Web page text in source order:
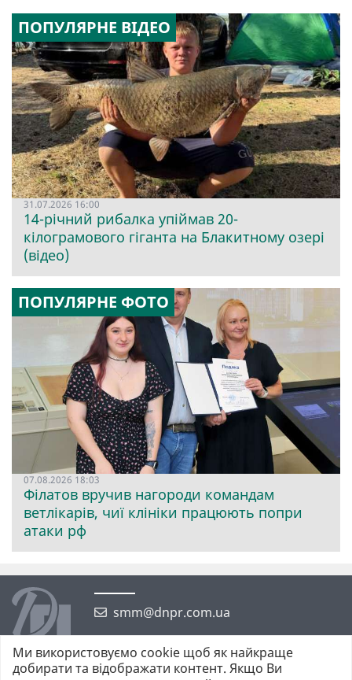
ПОПУЛЯРНЕ ВІДЕО
31.07.2026 16:00
14-річний рибалка упіймав 20-
кілограмового гіганта на Блакитному озері
(відео)
ПОПУЛЯРНЕ ФОТО
07.08.2026 18:03
Філатов вручив нагороди командам
ветлікарів, чиї клініки працюють попри
атаки рф
smm@dnpr.com.ua
Ми використовуємо cookie щоб як найкраще
добирати та відображати контент. Якщо Ви